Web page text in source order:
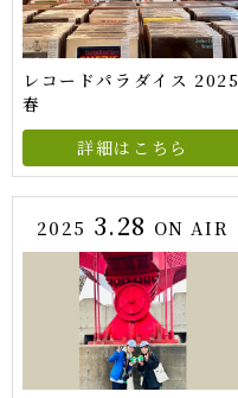
レコードパラダイス 2025
春
詳細はこちら
2025 3.28 ON AIR